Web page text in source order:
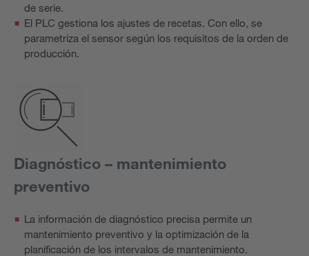
de serie.
El PLC gestiona los ajustes de recetas. Con ello, se
parametriza el sensor según los requisitos de la orden de
producción.
Diagnóstico – mantenimiento
preventivo
La información de diagnóstico precisa permite un
mantenimiento preventivo y la optimización de la
planificación de los intervalos de mantenimiento.